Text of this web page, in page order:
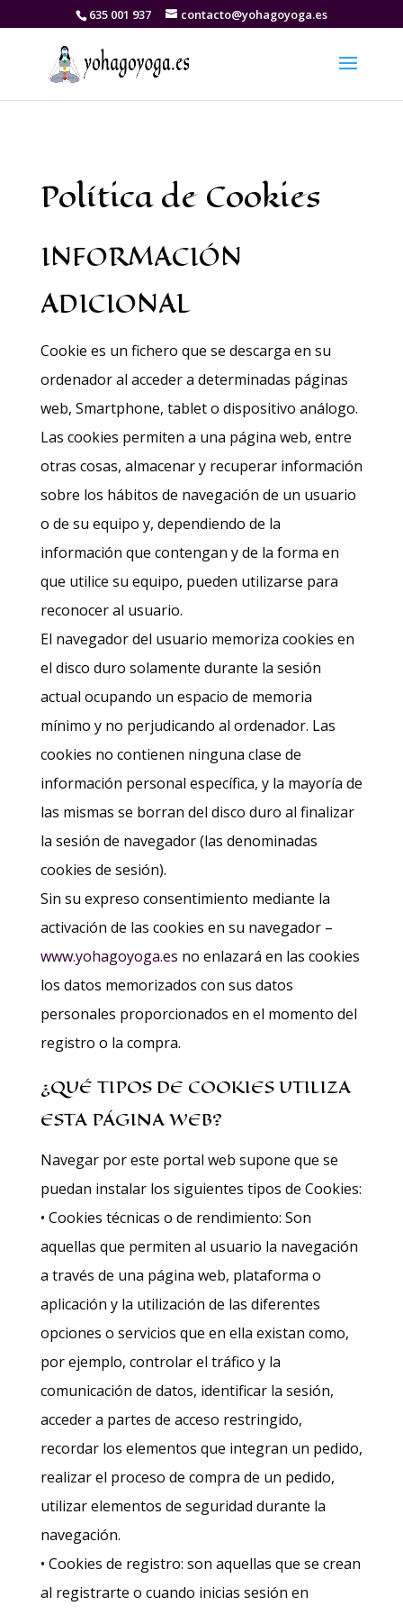
635 001 937 contacto@yohagoyoga.es
Política de Cookies
INFORMACIÓN
ADICIONAL
Cookie es un fichero que se descarga en su
ordenador al acceder a determinadas páginas
web, Smartphone, tablet o dispositivo análogo.
Las cookies permiten a una página web, entre
otras cosas, almacenar y recuperar información
sobre los hábitos de navegación de un usuario
o de su equipo y, dependiendo de la
información que contengan y de la forma en
que utilice su equipo, pueden utilizarse para
reconocer al usuario.
El navegador del usuario memoriza cookies en
el disco duro solamente durante la sesión
actual ocupando un espacio de memoria
mínimo y no perjudicando al ordenador. Las
cookies no contienen ninguna clase de
información personal específica, y la mayoría de
las mismas se borran del disco duro al finalizar
la sesión de navegador (las denominadas
cookies de sesión).
Sin su expreso consentimiento mediante la
activación de las cookies en su navegador –
www.yohagoyoga.es no enlazará en las cookies
los datos memorizados con sus datos
personales proporcionados en el momento del
registro o la compra.
¿QUÉ TIPOS DE COOKIES UTILIZA
ESTA PÁGINA WEB?
Navegar por este portal web supone que se
puedan instalar los siguientes tipos de Cookies:
• Cookies técnicas o de rendimiento: Son
aquellas que permiten al usuario la navegación
a través de una página web, plataforma o
aplicación y la utilización de las diferentes
opciones o servicios que en ella existan como,
por ejemplo, controlar el tráfico y la
comunicación de datos, identificar la sesión,
acceder a partes de acceso restringido,
recordar los elementos que integran un pedido,
realizar el proceso de compra de un pedido,
utilizar elementos de seguridad durante la
navegación.
• Cookies de registro: son aquellas que se crean
al registrarte o cuando inicias sesión en